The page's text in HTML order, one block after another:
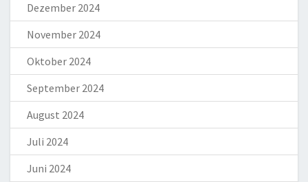
Dezember 2024
November 2024
Oktober 2024
September 2024
August 2024
Juli 2024
Juni 2024